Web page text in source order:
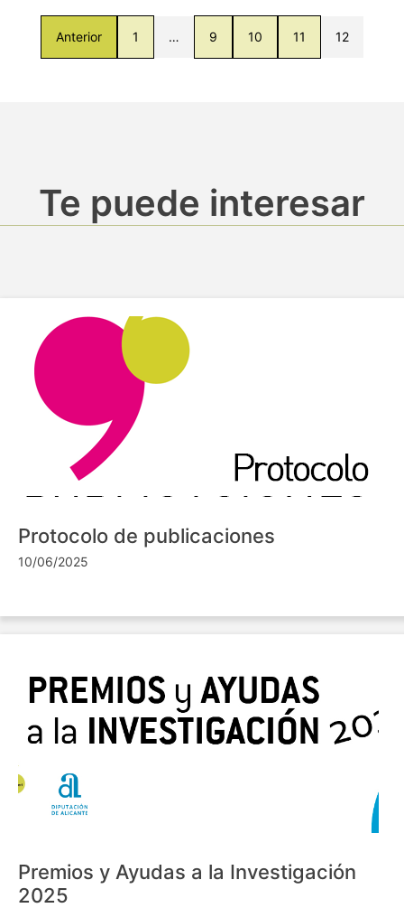
Anterior 1 … 9 10 11 12
Te puede interesar
Protocolo de publicaciones
10/06/2025
Premios y Ayudas a la Investigación
2025